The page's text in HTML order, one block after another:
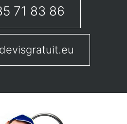
71 83 86